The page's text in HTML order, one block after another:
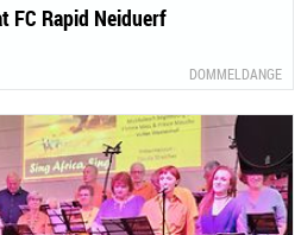
FC Rapid Neiduerf
DOMMELDANGE